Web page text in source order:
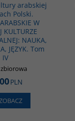
arabskiej
Polski.
W
KULTURZE
NAUKA,
JĘZYK. Tom
IV
PLN